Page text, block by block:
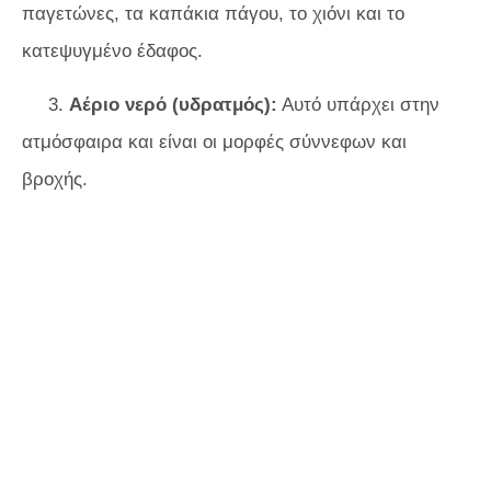
παγετώνες, τα καπάκια πάγου, το χιόνι και το
κατεψυγμένο έδαφος.
3. Αέριο νερό (υδρατμός): Αυτό υπάρχει στην
ατμόσφαιρα και είναι οι μορφές σύννεφων και
βροχής.